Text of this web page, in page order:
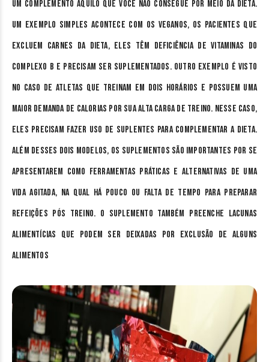
um complemento àquilo que você não consegue por meio da dieta.
Um exemplo simples acontece com os veganos, os pacientes que
excluem carnes da dieta, eles têm deficiência de vitaminas do
complexo B e precisam ser suplementados. Outro exemplo é visto
no caso de atletas que treinam em dois horários e possuem uma
maior demanda de calorias por sua alta carga de treino. Nesse caso,
eles precisam fazer uso de suplentes para complementar a dieta.
Além desses dois modelos, os suplementos são importantes por se
apresentarem como ferramentas práticas e alternativas de uma
vida agitada, na qual há pouco ou falta de tempo para preparar
refeições pós treino. O suplemento também preenche lacunas
alimentícias que podem ser deixadas por exclusão de alguns
alimentos